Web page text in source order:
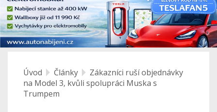
Úvod Články
Zákazníci ruší objednávky
na Model 3, kvůli spolupráci Muska s
Trumpem